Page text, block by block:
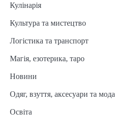
Кулінарія
Культура та мистецтво
Логістика та транспорт
Магія, езотерика, таро
Новини
Одяг, взуття, аксесуари та мода
Освіта